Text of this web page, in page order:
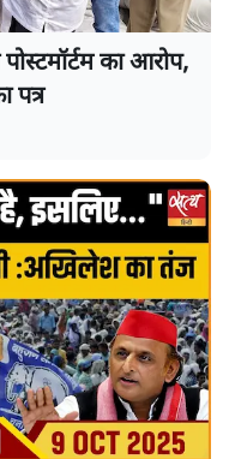
का आरोप,
पत्र